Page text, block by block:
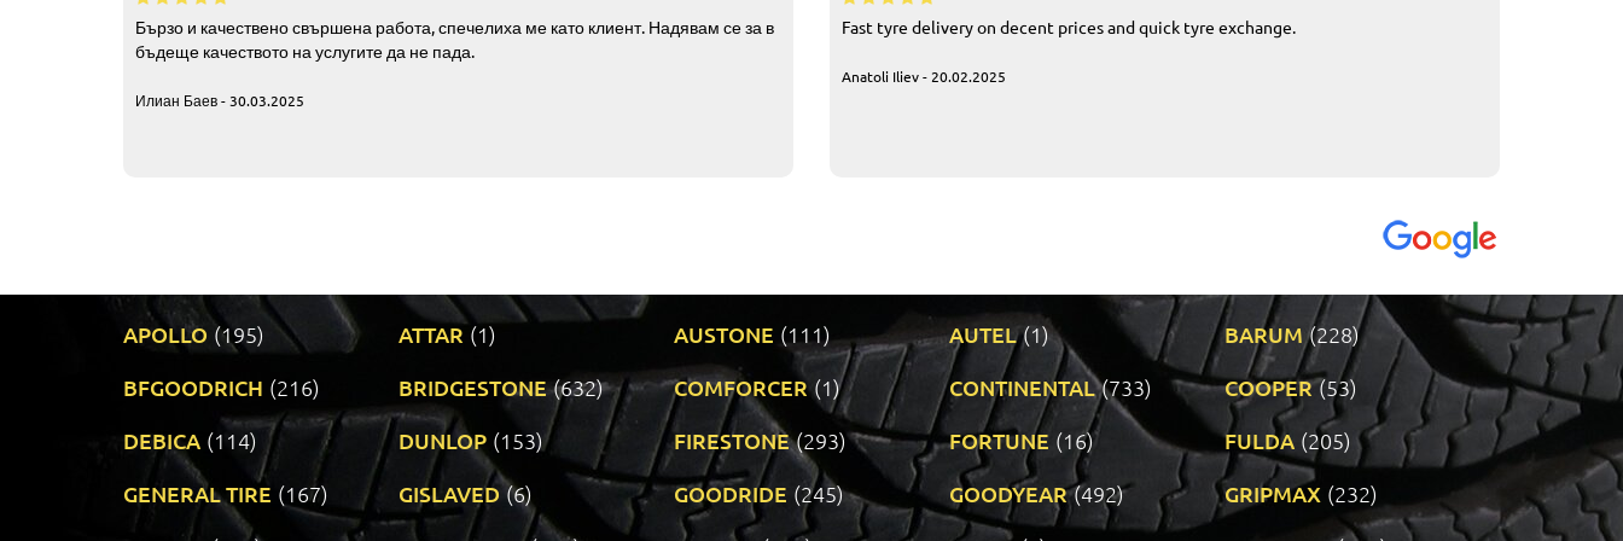
Бързо и качествено свършена работа, спечелиха ме като клиент. Надявам се за в
бъдеще качеството на услугите да не пада.
Илиан Баев - 30.03.2025
Fast tyre delivery on decent prices and quick tyre exchange.
Anatoli Iliev - 20.02.2025
APOLLO (195) ATTAR (1) AUSTONE (111) AUTEL (1) BARUM (228)
BFGOODRICH (216) BRIDGESTONE (632) COMFORCER (1) CONTINENTAL (733) COOPER (53)
DEBICA (114) DUNLOP (153) FIRESTONE (293) FORTUNE (16) FULDA (205)
GENERAL TIRE (167) GISLAVED (6) GOODRIDE (245) GOODYEAR (492) GRIPMAX (232)